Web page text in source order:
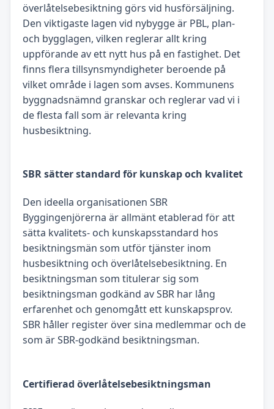
överlåtelsebesiktning görs vid husförsäljning.
Den viktigaste lagen vid nybygge är PBL, plan-
och bygglagen, vilken reglerar allt kring
uppförande av ett nytt hus på en fastighet. Det
finns flera tillsynsmyndigheter beroende på
vilket område i lagen som avses. Kommunens
byggnadsnämnd granskar och reglerar vad vi i
de flesta fall som är relevanta kring
husbesiktning.
SBR sätter standard för kunskap och kvalitet
Den ideella organisationen SBR
Byggingenjörerna är allmänt etablerad för att
sätta kvalitets- och kunskapsstandard hos
besiktningsmän som utför tjänster inom
husbesiktning och överlåtelsebesiktning. En
besiktningsman som titulerar sig som
besiktningsman godkänd av SBR har lång
erfarenhet och genomgått ett kunskapsprov.
SBR håller register över sina medlemmar och de
som är SBR-godkänd besiktningsman.
Certifierad överlåtelsebesiktningsman